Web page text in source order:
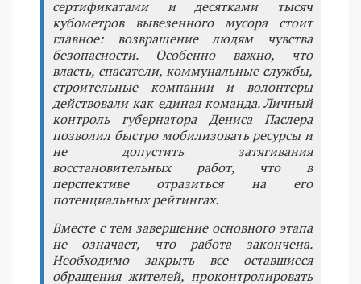
сертификатами и десятками тысяч
кубометров вывезенного мусора стоит
главное: возвращение людям чувства
безопасности. Особенно важно, что
власть, спасатели, коммунальные службы,
строительные компании и волонтеры
действовали как единая команда. Личный
контроль губернатора Дениса Паслера
позволил быстро мобилизовать ресурсы и
не допустить затягивания
восстановительных работ, что в
перспективе отразиться на его
потенциальных рейтингах.
Вместе с тем завершение основного этапа
не означает, что работа закончена.
Необходимо закрыть все оставшиеся
обращения жителей, проконтролировать